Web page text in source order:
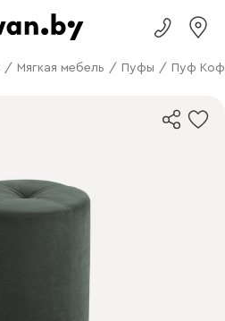
/ Мягкая мебель / Пуфы / Пуф